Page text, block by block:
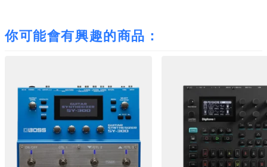
你可能會有興趣的商品：